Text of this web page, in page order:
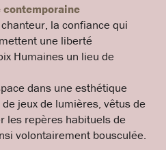
contemporaine
la confiance qui
une liberté
Humaines un lieu de
dans une esthétique
jeux de lumières, vêtus de
les repères habituels de
volontairement bousculée.